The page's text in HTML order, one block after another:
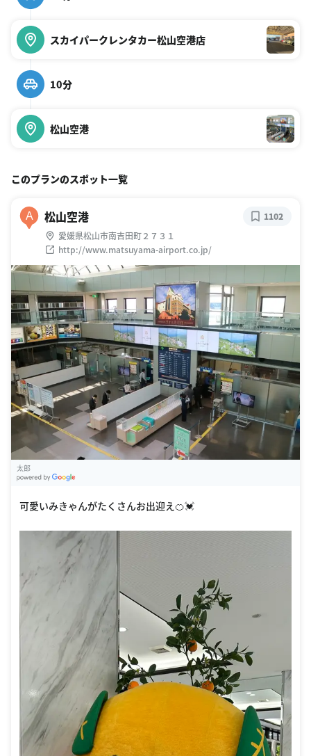
スカイパークレンタカー松山空港店
10分
松山空港
このプランのスポット一覧
A 松山空港
愛媛県松山市南吉田町２７３１
http://www.matsuyama-airport.co.jp/
1102
太郎
可愛いみきゃんがたくさんお出迎え🍊💓